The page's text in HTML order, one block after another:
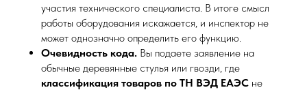
участия технического специалиста. В итоге смысл
работы оборудования искажается, и инспектор не
может однозначно определить его функцию.
Очевидность кода. Вы подаете заявление на
обычные деревянные стулья или гвозди, где
классификация товаров по ТН ВЭД ЕАЭС не